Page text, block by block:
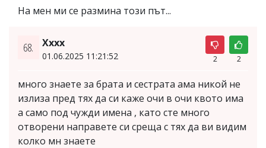
На мен ми се размина този път...
68. Хххх
01.06.2025 11:21:52 2 2
много знаете за брата и сестрата ама никой не
излиза пред тях да си каже очи в очи квото има
а само под чужди имена , като сте много
отворени направете си среща с тях да ви видим
колко мн знаете